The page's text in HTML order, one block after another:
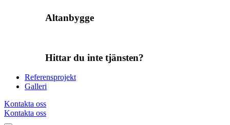
Altanbygge
Hittar du inte tjänsten?
Referensprojekt
Galleri
Kontakta oss
Kontakta oss